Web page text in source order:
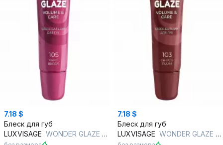
7.18 $
Блеск для губ
LUXVISAGE WONDER GLAZE volume & care 105 VERY BERRY
7.18 $
Блеск для губ
LUXVISAGE WONDER GLAZE volume & care 103 CHOCO PLUM